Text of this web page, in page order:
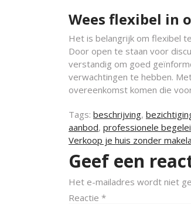
Wees flexibel in
Het is belangrijk om flexibel
Door open te staan voor
verstandig om goed
verwachtingen te hebben.
overeenkomst komen die
Tags: beschrijving,
aanbod, professionele
Verkoop je huis zonder
Geef een
Het e-mailadres wordt niet
Reactie *